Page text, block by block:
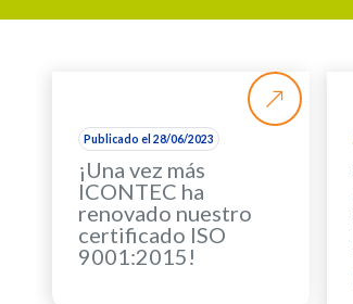
Publicado el 28/06/2023
¡Una vez más
ICONTEC ha
renovado nuestro
certificado ISO
9001:2015!